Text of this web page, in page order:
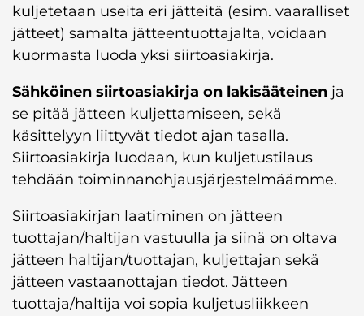
kuljetetaan useita eri jätteitä (esim. vaaralliset
jätteet) samalta jätteentuottajalta, voidaan
kuormasta luoda yksi siirtoasiakirja.
Sähköinen siirtoasiakirja on lakisääteinen ja
se pitää jätteen kuljettamiseen, sekä
käsittelyyn liittyvät tiedot ajan tasalla.
Siirtoasiakirja luodaan, kun kuljetustilaus
tehdään toiminnanohjausjärjestelmäämme.
Siirtoasiakirjan laatiminen on jätteen
tuottajan/haltijan vastuulla ja siinä on oltava
jätteen haltijan/tuottajan, kuljettajan sekä
jätteen vastaanottajan tiedot. Jätteen
tuottaja/haltija voi sopia kuljetusliikkeen